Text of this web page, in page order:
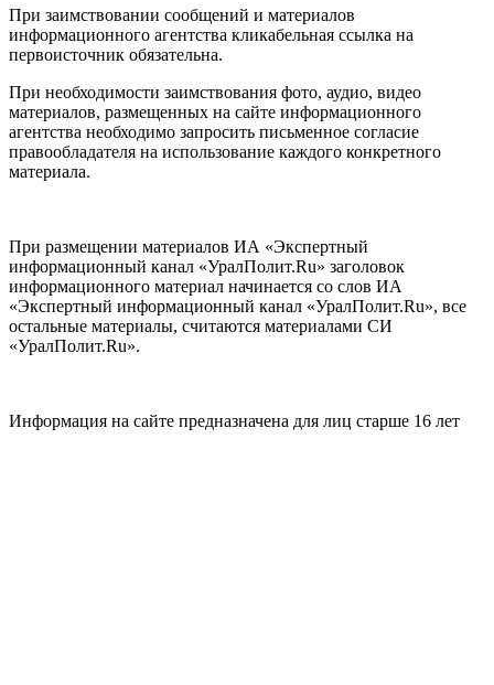
При заимствовании сообщений и материалов
информационного агентства кликабельная ссылка на
первоисточник обязательна.
При необходимости заимствования фото, аудио, видео
материалов, размещенных на сайте информационного
агентства необходимо запросить письменное согласие
правообладателя на использование каждого конкретного
материала.
При размещении материалов ИА «Экспертный
информационный канал «УралПолит.Ru» заголовок
информационного материал начинается со слов ИА
«Экспертный информационный канал «УралПолит.Ru», все
остальные материалы, считаются материалами СИ
«УралПолит.Ru».
Информация на сайте предназначена для лиц старше 16 лет